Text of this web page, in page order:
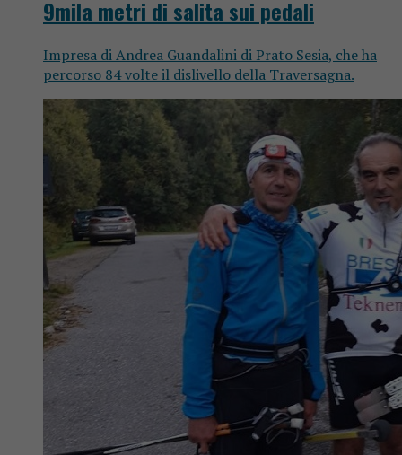
9mila metri di salita sui pedali
Impresa di Andrea Guandalini di Prato Sesia, che ha
percorso 84 volte il dislivello della Traversagna.